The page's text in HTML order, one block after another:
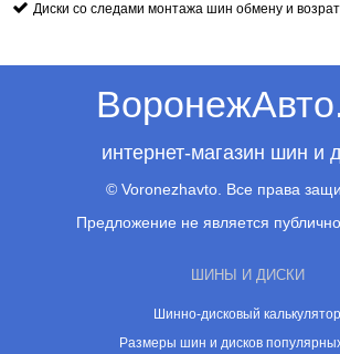
Диски со следами монтажа шин обмену и
интернет-магазин шин и
© Voronezhavto. Все права
Предложение не является
ШИНЫ И ДИСКИ
Шинно-дисковый калькулятор
Размеры шин и дисков